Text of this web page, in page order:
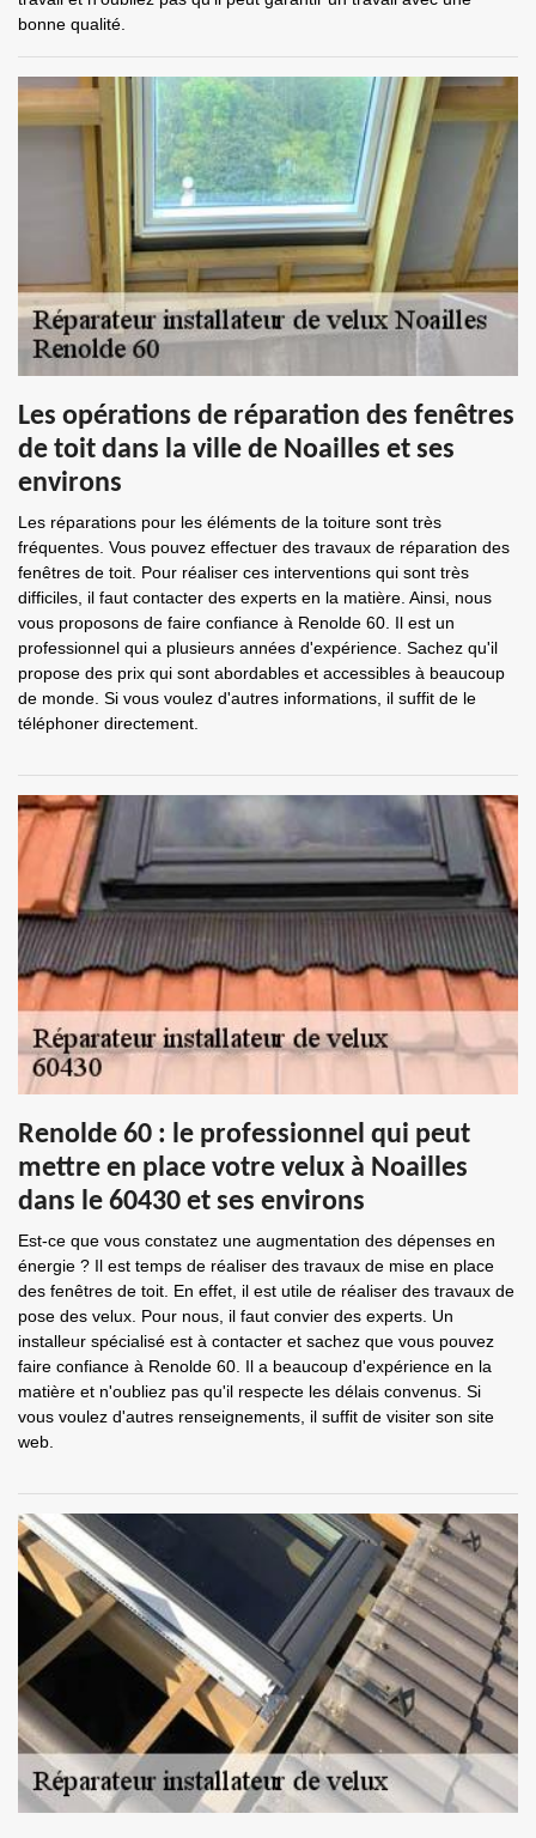
bonne qualité.
Les opérations de réparation des fenêtres
de toit dans la ville de Noailles et ses
environs
Les réparations pour les éléments de la toiture sont très
fréquentes. Vous pouvez effectuer des travaux de réparation des
fenêtres de toit. Pour réaliser ces interventions qui sont très
difficiles, il faut contacter des experts en la matière. Ainsi, nous
vous proposons de faire confiance à Renolde 60. Il est un
professionnel qui a plusieurs années d'expérience. Sachez qu'il
propose des prix qui sont abordables et accessibles à beaucoup
de monde. Si vous voulez d'autres informations, il suffit de le
téléphoner directement.
Renolde 60 : le professionnel qui peut
mettre en place votre velux à Noailles
dans le 60430 et ses environs
Est-ce que vous constatez une augmentation des dépenses en
énergie ? Il est temps de réaliser des travaux de mise en place
des fenêtres de toit. En effet, il est utile de réaliser des travaux de
pose des velux. Pour nous, il faut convier des experts. Un
installeur spécialisé est à contacter et sachez que vous pouvez
faire confiance à Renolde 60. Il a beaucoup d'expérience en la
matière et n'oubliez pas qu'il respecte les délais convenus. Si
vous voulez d'autres renseignements, il suffit de visiter son site
web.